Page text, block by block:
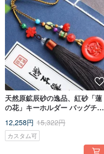
天然原鉱辰砂の逸品、紅砂「蓮
の花」キーホルダー バッグチャ
12,258円 15,322円
カスタム可